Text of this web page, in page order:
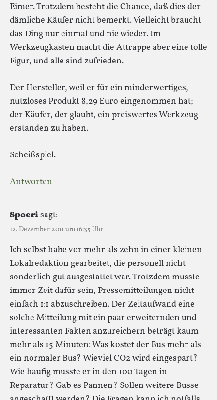
Eimer. Trotzdem besteht die Chance, daß dies der
dämliche Käufer nicht bemerkt. Vielleicht braucht
das Ding nur einmal und nie wieder. Im
Werkzeugkasten macht die Attrappe aber eine tolle
Figur, und alle sind zufrieden.
Der Hersteller, weil er für ein minderwertiges,
nutzloses Produkt 8,29 Euro eingenommen hat;
der Käufer, der glaubt, ein preiswertes Werkzeug
erstanden zu haben.
Scheißspiel.
Antworten
Spoerisagt:
12. Dezember 2011 um 16:35 Uhr
Ich selbst habe vor mehr als zehn in einer kleinen
Lokalredaktion gearbeitet, die personell nicht
sonderlich gut ausgestattet war. Trotzdem musste
immer Zeit dafür sein, Pressemitteilungen nicht
einfach 1:1 abzuschreiben. Der Zeitaufwand eine
solche Mitteilung mit ein paar erweiternden und
interessanten Fakten anzureichern beträgt kaum
mehr als 15 Minuten: Was kostet der Bus mehr als
ein normaler Bus? Wieviel CO2 wird eingespart?
Wie häufig musste er in den 100 Tagen in
Reparatur? Gab es Pannen? Sollen weitere Busse